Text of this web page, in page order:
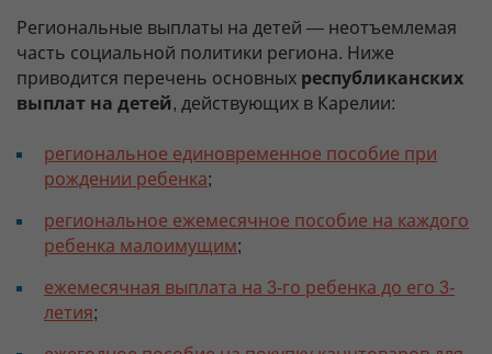
Региональные выплаты на детей — неотъемлемая
часть социальной политики региона. Ниже
приводится перечень основных республиканских
выплат на детей, действующих в Карелии:
региональное единовременное пособие при
рождении ребенка;
региональное ежемесячное пособие на каждого
ребенка малоимущим;
ежемесячная выплата на 3-го ребенка до его 3-
летия;